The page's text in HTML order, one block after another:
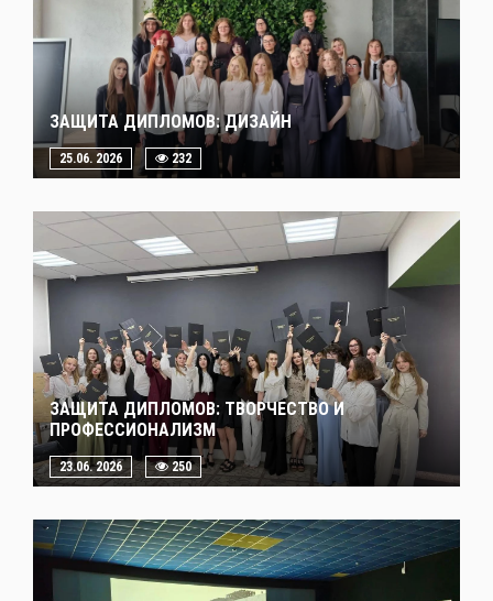
ЗАЩИТА ДИПЛОМОВ: ДИЗАЙН
25.06. 2026 232
ЗАЩИТА ДИПЛОМОВ: ТВОРЧЕСТВО И
ПРОФЕССИОНАЛИЗМ
23.06. 2026 250